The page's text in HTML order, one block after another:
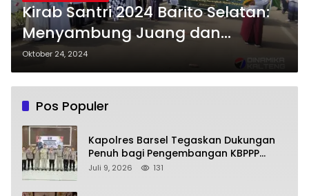
Kirab Santri 2024 Barito Selatan:
Menyambung Juang dan
Merengkuh Masa Depan
Oktober 24, 2024
Pos Populer
Kapolres Barsel Tegaskan Dukungan
Penuh bagi Pengembangan KBPPP
Kalimantan Tengah
Juli 9, 2026 131